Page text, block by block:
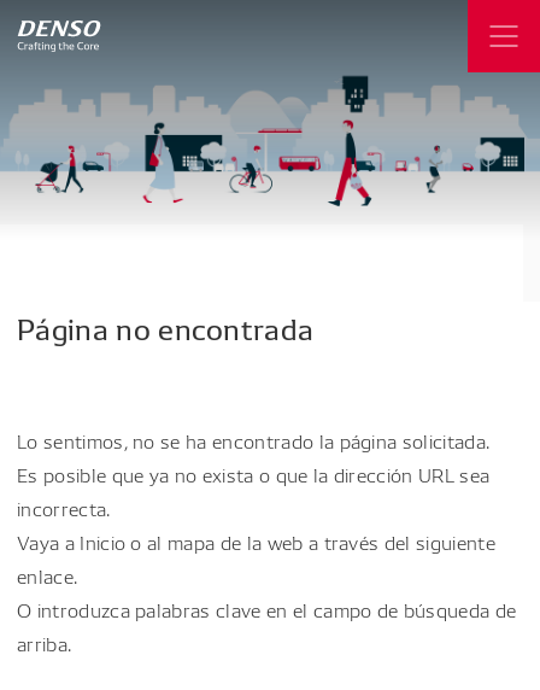
Página no encontrada
Lo sentimos, no se ha encontrado la página solicitada.
Es posible que ya no exista o que la dirección URL sea
incorrecta.
Vaya a Inicio o al mapa de la web a través del siguiente
enlace.
O introduzca palabras clave en el campo de búsqueda de
arriba.